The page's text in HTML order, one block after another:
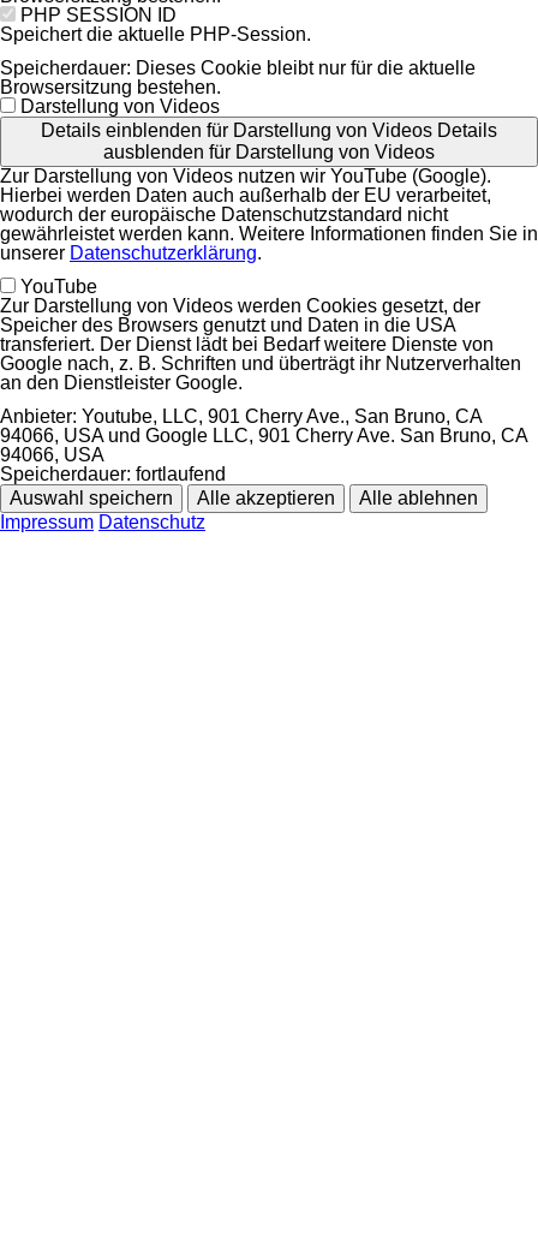
PHP SESSION ID
Speichert die aktuelle PHP-Session.
Speicherdauer: Dieses Cookie bleibt nur für die aktuelle
Browsersitzung bestehen.
Darstellung von Videos
Details einblenden für Darstellung von Videos Details
ausblenden für Darstellung von Videos
Zur Darstellung von Videos nutzen wir YouTube (Google).
Hierbei werden Daten auch außerhalb der EU verarbeitet,
wodurch der europäische Datenschutzstandard nicht
gewährleistet werden kann. Weitere Informationen finden Sie in
unserer Datenschutzerklärung.
YouTube
Zur Darstellung von Videos werden Cookies gesetzt, der
Speicher des Browsers genutzt und Daten in die USA
transferiert. Der Dienst lädt bei Bedarf weitere Dienste von
Google nach, z. B. Schriften und überträgt ihr Nutzerverhalten
an den Dienstleister Google.
Anbieter: Youtube, LLC, 901 Cherry Ave., San Bruno, CA
94066, USA und Google LLC, 901 Cherry Ave. San Bruno, CA
94066, USA
Speicherdauer: fortlaufend
Auswahl speichern
Alle akzeptieren
Alle ablehnen
Impressum Datenschutz